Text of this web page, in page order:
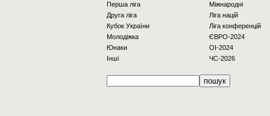
Перша ліга
Друга ліга
Кубок України
Молодіжка
Юнаки
Інші
Міжнародні
Ліга націй
Ліга конференцій
ЄВРО-2024
OI-2024
ЧС-2026